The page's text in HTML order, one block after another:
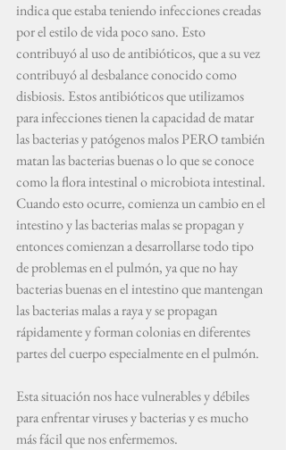
indica que estaba teniendo infecciones creadas
por el estilo de vida poco sano. Esto
contribuyó al uso de antibióticos, que a su vez
contribuyó al desbalance conocido como
disbiosis. Estos antibióticos que utilizamos
para infecciones tienen la capacidad de matar
las bacterias y patógenos malos PERO también
matan las bacterias buenas o lo que se conoce
como la flora intestinal o microbiota intestinal.
Cuando esto ocurre, comienza un cambio en el
intestino y las bacterias malas se propagan y
entonces comienzan a desarrollarse todo tipo
de problemas en el pulmón, ya que no hay
bacterias buenas en el intestino que mantengan
las bacterias malas a raya y se propagan
rápidamente y forman colonias en diferentes
partes del cuerpo especialmente en el pulmón.
Esta situación nos hace vulnerables y débiles
para enfrentar viruses y bacterias y es mucho
más fácil que nos enfermemos.